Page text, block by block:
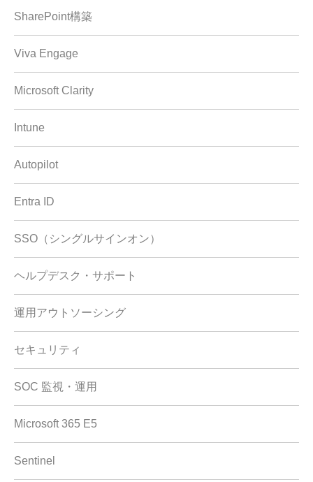
SharePoint構築
Viva Engage
Microsoft Clarity
Intune
Autopilot
Entra ID
SSO（シングルサインオン）
ヘルプデスク・サポート
運用アウトソーシング
セキュリティ
SOC 監視・運用
Microsoft 365 E5
Sentinel